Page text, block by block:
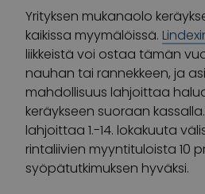
Yrityksen mukanaolo
kaikissa myymälöissä.
liikkeistä voi ostaa tämän
nauhan tai rannekkeen, ja
mahdollisuus lahjoittaa
keräykseen suoraan kassalla.
lahjoittaa 1.-14. lokakuuta
rintaliivien myyntituloista 10
syöpätutkimuksen hyväksi.